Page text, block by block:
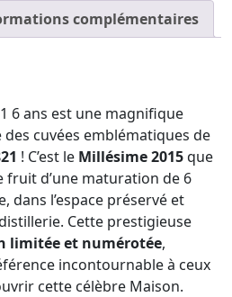
complémentaires
6 ans est une magnifique
cuvées emblématiques de
! C’est le Millésime 2015que
d’une maturation de 6
dans l’espace préservé et
Cette prestigieuse
limitée et numérotée,
incontournable à ceux
cette célèbre Maison.